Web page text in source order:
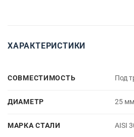
ХАРАКТЕРИСТИКИ
СОВМЕСТИМОСТЬ Под
ДИАМЕТР 25 мм
МАРКА СТАЛИ AISI